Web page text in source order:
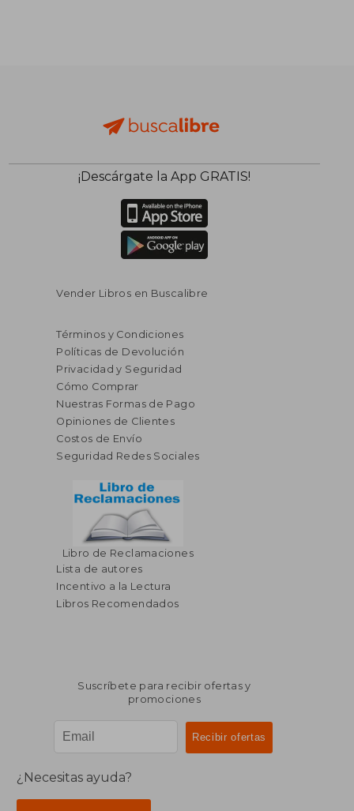
¡Descárgate la App GRATIS!
Vender Libros en Buscalibre
Términos y Condiciones
Políticas de Devolución
Privacidad y Seguridad
Cómo Comprar
Nuestras Formas de Pago
Opiniones de Clientes
Costos de Envío
Seguridad Redes Sociales
Libro de Reclamaciones
Lista de autores
Incentivo a la Lectura
Libros Recomendados
Suscríbete para recibir ofertas y
promociones
¿Necesitas ayuda?